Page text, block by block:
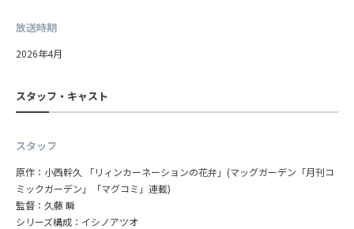
放送時期
2026年4月
スタッフ・キャスト
スタッフ
原作：小西幹久 「リィンカーネーションの花弁」(マッグガーデン「月刊コ
ミックガーデン」「マグコミ」連載)
監督：久藤 瞬
シリーズ構成：イシノアツオ